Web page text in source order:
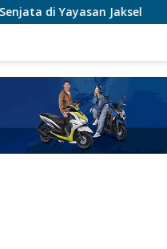
Polri Pastikan Proses